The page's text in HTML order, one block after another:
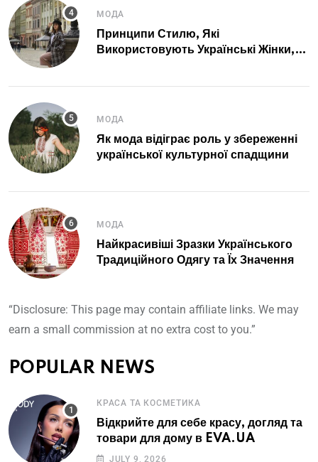
МОДА
Принципи Стилю, Які
Використовують Українські Жінки,
МОДА
Як мода відіграє роль у збереженні
української культурної спадщини
МОДА
Найкрасивіші Зразки Українського
Традиційного Одягу та Їх Значення
“Disclosure: This page may contain affiliate links. We may
earn a small commission at no extra cost to you.”
POPULAR NEWS
КРАСА ТА КОСМЕТИКА
Відкрийте для себе красу, догляд та
товари для дому в EVA.UA
JULY 9, 2026